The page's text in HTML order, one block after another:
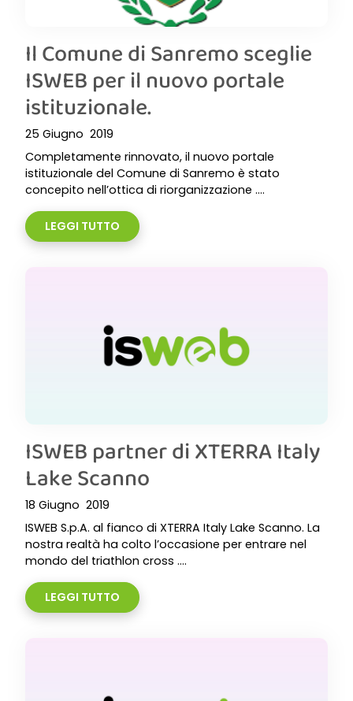
Il Comune di Sanremo sceglie
ISWEB per il nuovo portale
istituzionale.
25 Giugno 2019
Completamente rinnovato, il nuovo portale
istituzionale del Comune di Sanremo è stato
concepito nell’ottica di riorganizzazione ....
LEGGI TUTTO
ISWEB partner di XTERRA Italy
Lake Scanno
18 Giugno 2019
ISWEB S.p.A. al fianco di XTERRA Italy Lake Scanno. La
nostra realtà ha colto l’occasione per entrare nel
mondo del triathlon cross ....
LEGGI TUTTO